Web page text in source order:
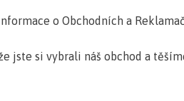
o Obchodních a
jste si vybrali náš obchod a